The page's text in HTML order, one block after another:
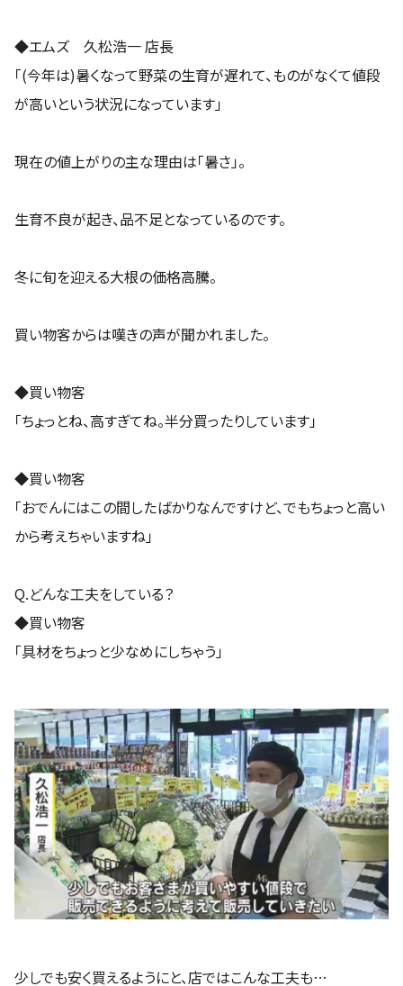
◆エムズ 久松浩一 店長
「(今年は)暑くなって野菜の生育が遅れて、ものがなくて値段
が高いという状況になっています」
現在の値上がりの主な理由は「暑さ」。
生育不良が起き、品不足となっているのです。
冬に旬を迎える大根の価格高騰。
買い物客からは嘆きの声が聞かれました。
◆買い物客
「ちょっとね、高すぎてね。半分買ったりしています」
◆買い物客
「おでんにはこの間したばかりなんですけど、でもちょっと高い
から考えちゃいますね」
Q.どんな工夫をしている？
◆買い物客
「具材をちょっと少なめにしちゃう」
少しでも安く買えるようにと、店ではこんな工夫も…